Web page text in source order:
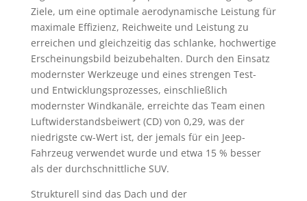
Ziele, um eine optimale aerodynamische Leistung für
maximale Effizienz, Reichweite und Leistung zu
erreichen und gleichzeitig das schlanke, hochwertige
Erscheinungsbild beizubehalten. Durch den Einsatz
modernster Werkzeuge und eines strengen Test-
und Entwicklungsprozesses, einschließlich
modernster Windkanäle, erreichte das Team einen
Luftwiderstandsbeiwert (CD) von 0,29, was der
niedrigste cw-Wert ist, der jemals für ein Jeep-
Fahrzeug verwendet wurde und etwa 15 % besser
als der durchschnittliche SUV.
Strukturell sind das Dach und der